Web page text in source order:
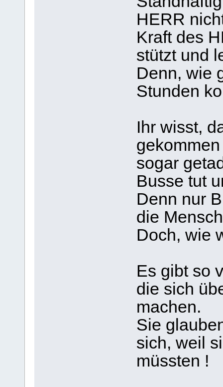
HERR
Kraft des
stützt und
Denn, wie
Stunden
Ihr wisst,
sogar
Busse tut
Denn nur
die
Doch, wie
Es gibt so
die sich
machen.
Sie
sich, weil
müssten !